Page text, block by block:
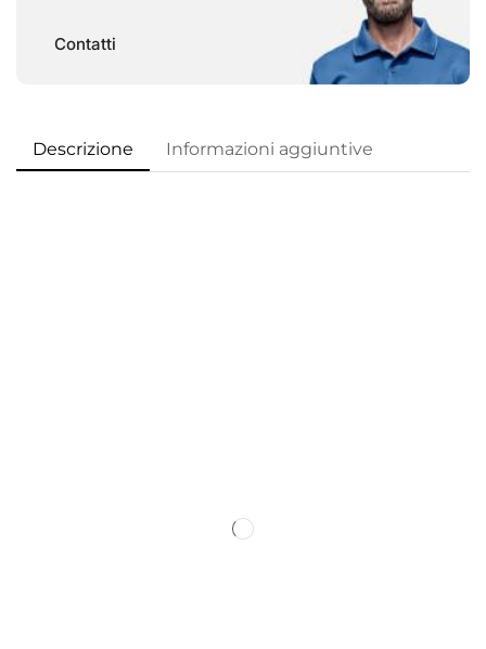
Contatti
Descrizione Informazioni aggiuntive